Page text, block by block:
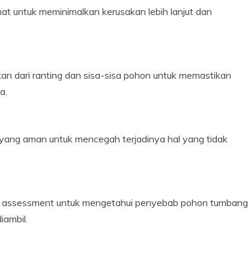
untuk meminimalkan kerusakan lebih lanjut dan
dari ranting dan sisa-sisa pohon untuk memastikan
aman untuk mencegah terjadinya hal yang tidak
untuk mengetahui penyebab pohon tumbang